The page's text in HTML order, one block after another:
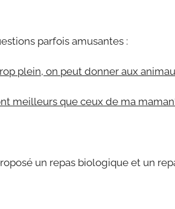
parfois amusantes :
plein, on peut donner aux
meilleurs que ceux de ma
un repas biologique et un